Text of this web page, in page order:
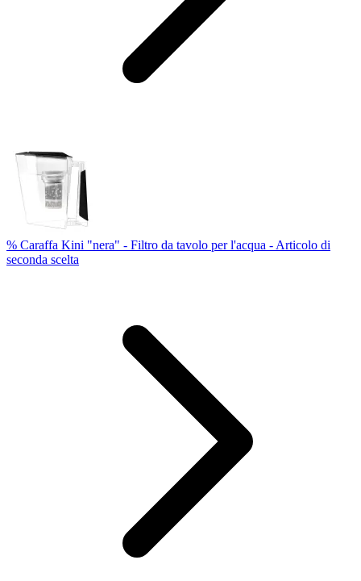
% Caraffa Kini "nera" - Filtro da tavolo per l'acqua - Articolo di
seconda scelta